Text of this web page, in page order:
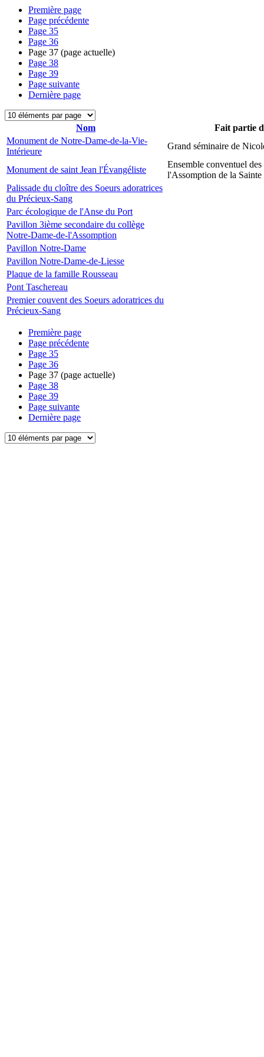
Première page
Page précédente
Page 35
Page 36
Page 37 (page actuelle)
Page 38
Page 39
Page suivante
Dernière page
Nom
Fait partie
Monument de Notre-Dame-de-la-Vie-
Intérieure
Grand séminaire de
Monument de saint Jean l'Évangéliste
Ensemble conventuel des
l'Assomption de la
Palissade du cloître des Soeurs adoratrices
du Précieux-Sang
Parc écologique de l'Anse du Port
Pavillon 3ième secondaire du collège
Notre-Dame-de-l'Assomption
Pavillon Notre-Dame
Pavillon Notre-Dame-de-Liesse
Plaque de la famille Rousseau
Pont Taschereau
Premier couvent des Soeurs adoratrices du
Précieux-Sang
Première page
Page précédente
Page 35
Page 36
Page 37 (page actuelle)
Page 38
Page 39
Page suivante
Dernière page